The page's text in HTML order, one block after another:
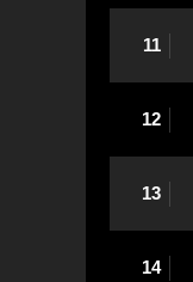
11
12
13
14